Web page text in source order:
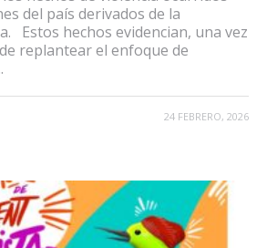
del país derivados de la
Estos hechos evidencian, una vez
replantear el enfoque de
24 FEBRERO, 2026